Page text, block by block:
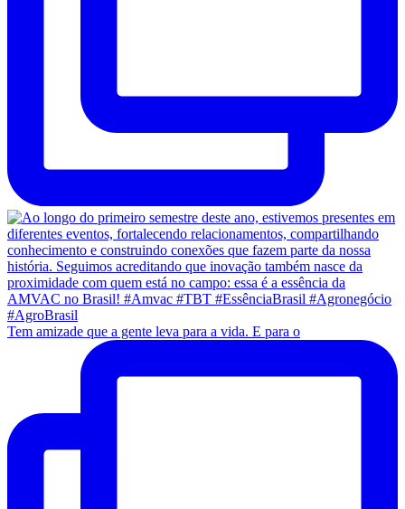
Tem amizade que a gente leva para a vida. E para o